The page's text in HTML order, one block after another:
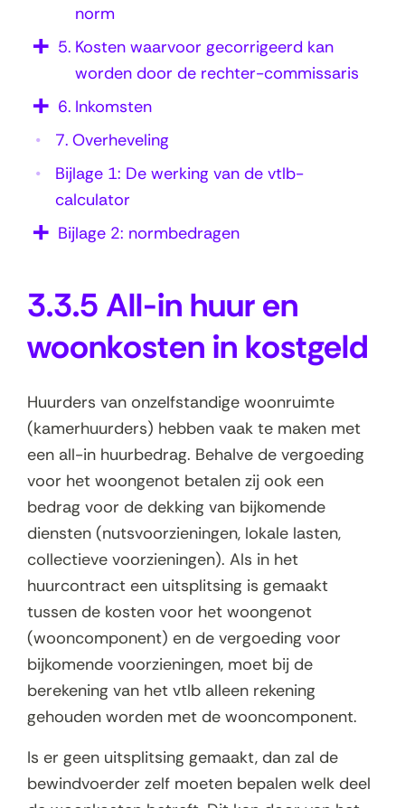
d
norm
5. Kosten waarvoor gecorrigeerd kan
worden door de rechter-commissaris
6. Inkomsten
7. Overheveling
Bijlage 1: De werking van de vtlb-
calculator
Bijlage 2: normbedragen
3.3.5 All-in huur en
woonkosten in kostgeld
Huurders van onzelfstandige woonruimte
(kamerhuurders) hebben vaak te maken met
een all-in huurbedrag. Behalve de vergoeding
voor het woongenot betalen zij ook een
bedrag voor de dekking van bijkomende
diensten (nutsvoorzieningen, lokale lasten,
collectieve voorzieningen). Als in het
huurcontract een uitsplitsing is gemaakt
tussen de kosten voor het woongenot
(wooncomponent) en de vergoeding voor
bijkomende voorzieningen, moet bij de
berekening van het vtlb alleen rekening
gehouden worden met de wooncomponent.
Is er geen uitsplitsing gemaakt, dan zal de
bewindvoerder zelf moeten bepalen welk deel